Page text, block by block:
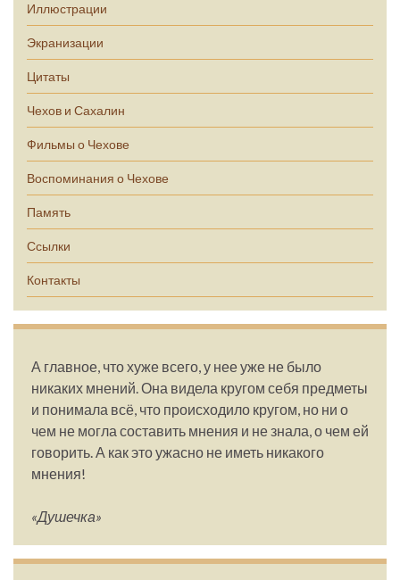
Иллюстрации
Экранизации
Цитаты
Чехов и Сахалин
Фильмы о Чехове
Воспоминания о Чехове
Память
Ссылки
Контакты
А главное, что хуже всего, у нее уже не было
никаких мнений. Она видела кругом себя предметы
и понимала всё, что происходило кругом, но ни о
чем не могла составить мнения и не знала, о чем ей
говорить. А как это ужасно не иметь никакого
мнения!
«Душечка»